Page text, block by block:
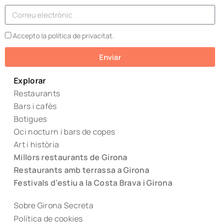
Accepto la política de privacitat.
Enviar
Explorar
Restaurants
Bars i cafès
Botigues
Oci nocturn i bars de copes
Art i història
Millors restaurants de Girona
Restaurants amb terrassa a Girona
Festivals d’estiu a la Costa Brava i Girona
Sobre Girona Secreta
Política de cookies